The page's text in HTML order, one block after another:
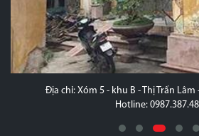
Địa chỉ: Xóm 5 - khu B - Thị Trấn Lâm
Hotline: